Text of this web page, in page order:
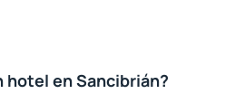
hotel en Sancibrián?